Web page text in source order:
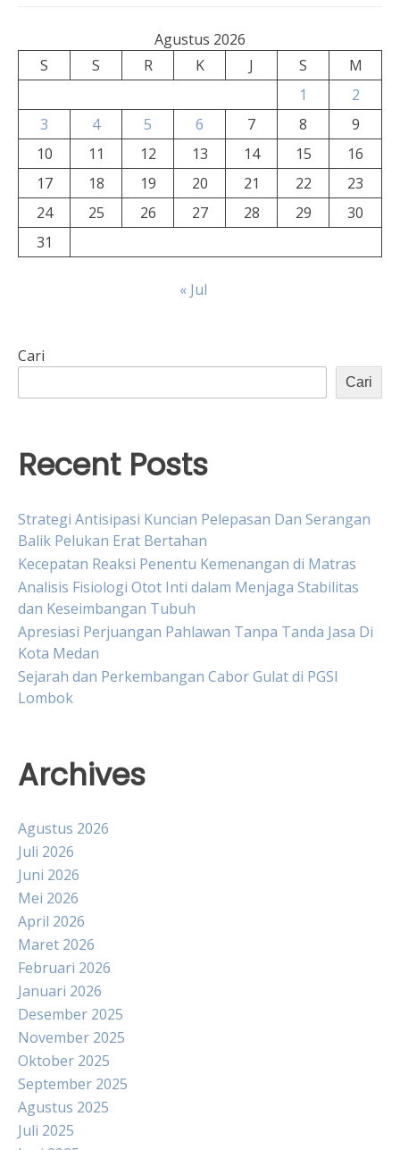
Agustus 2026
S
S R K J S
M
1
2
3
4 5 6 7 8
9
10
11 12 13 14 15
16
17
18 19 20 21 22
23
24
25 26 27 28 29
30
31
« Jul
Cari
Cari
Recent Posts
Strategi Antisipasi Kuncian Pelepasan Dan Serangan
Balik Pelukan Erat Bertahan
Kecepatan Reaksi Penentu Kemenangan di Matras
Analisis Fisiologi Otot Inti dalam Menjaga Stabilitas
dan Keseimbangan Tubuh
Apresiasi Perjuangan Pahlawan Tanpa Tanda Jasa Di
Kota Medan
Sejarah dan Perkembangan Cabor Gulat di PGSI
Lombok
Archives
Agustus 2026
Juli 2026
Juni 2026
Mei 2026
April 2026
Maret 2026
Februari 2026
Januari 2026
Desember 2025
November 2025
Oktober 2025
September 2025
Agustus 2025
Juli 2025